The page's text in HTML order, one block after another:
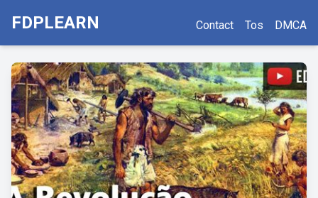
FDPLEARN Contact Tos DMCA